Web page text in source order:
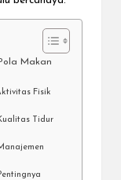
Makan
Fisik
Tidur